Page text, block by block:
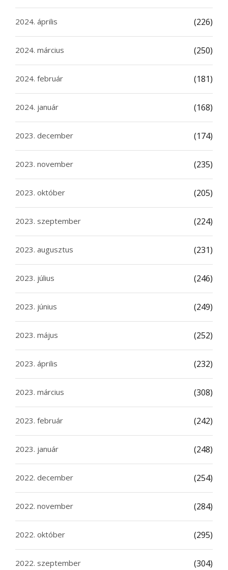
2024. április (226)
2024. március (250)
2024. február (181)
2024. január (168)
2023. december (174)
2023. november (235)
2023. október (205)
2023. szeptember (224)
2023. augusztus (231)
2023. július (246)
2023. június (249)
2023. május (252)
2023. április (232)
2023. március (308)
2023. február (242)
2023. január (248)
2022. december (254)
2022. november (284)
2022. október (295)
2022. szeptember (304)